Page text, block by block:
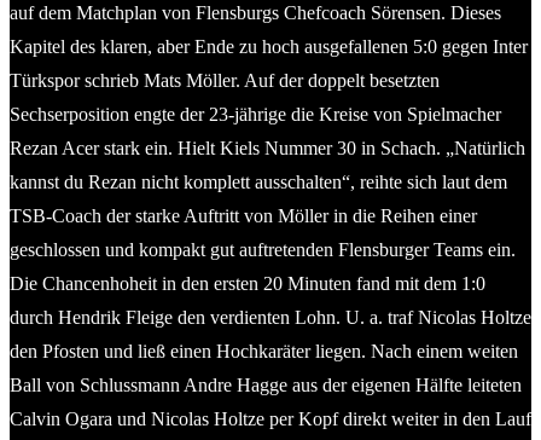
auf dem Matchplan von Flensburgs Chefcoach Sörensen. Dieses
Kapitel des klaren, aber Ende zu hoch ausgefallenen 5:0 gegen Inter
Türkspor schrieb Mats Möller. Auf der doppelt besetzten
Sechserposition engte der 23-jährige die Kreise von Spielmacher
Rezan Acer stark ein. Hielt Kiels Nummer 30 in Schach. „Natürlich
kannst du Rezan nicht komplett ausschalten“, reihte sich laut dem
TSB-Coach der starke Auftritt von Möller in die Reihen einer
geschlossen und kompakt gut auftretenden Flensburger Teams ein.
Die Chancenhoheit in den ersten 20 Minuten fand mit dem 1:0
durch Hendrik Fleige den verdienten Lohn. U. a. traf Nicolas Holtze
den Pfosten und ließ einen Hochkaräter liegen. Nach einem weiten
Ball von Schlussmann Andre Hagge aus der eigenen Hälfte leiteten
Calvin Ogara und Nicolas Holtze per Kopf direkt weiter in den Lauf